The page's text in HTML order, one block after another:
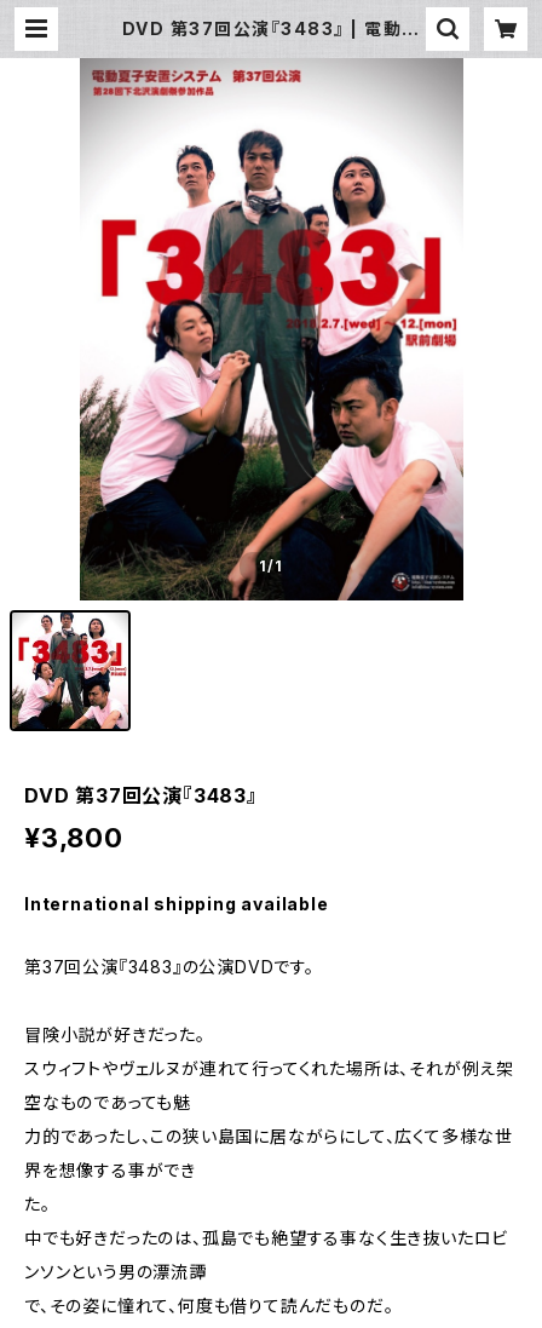
DVD 第37回公演『3483』 | 電動夏
1/1
DVD 第37回公演『3483』
¥3,800
International shipping available
第37回公演『3483』の公演DVDです。
冒険小説が好きだった。
スウィフトやヴェルヌが連れて行ってくれた場所は、それが例え架
空なものであっても魅
力的であったし、この狭い島国に居ながらにして、広くて多様な世
界を想像する事ができ
た。
中でも好きだったのは、孤島でも絶望する事なく生き抜いたロビ
ンソンという男の漂流譚
で、その姿に憧れて、何度も借りて読んだものだ。